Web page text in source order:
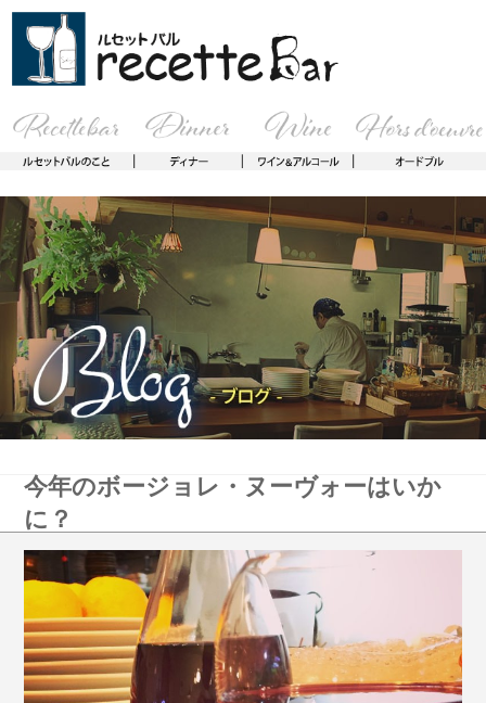
今年のボージョレ・ヌーヴォーはいか
に？